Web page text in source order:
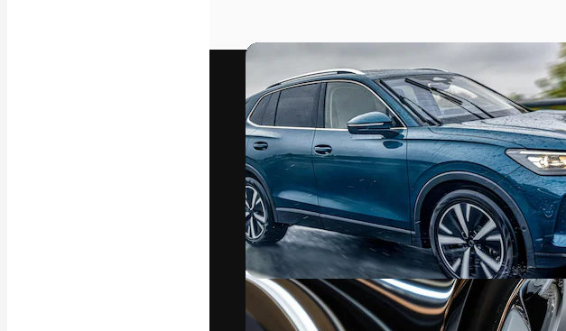
Видео
Видеоролик
Моушн-дизайн
Видеошаблоны
Иконки
3D-модели
Шрифты
Креативная платформа для создания
ваших лучших работ. Более 1 миллиона
подписчиков среди креаторов,
предприятий, агентств и студий.
Pусский